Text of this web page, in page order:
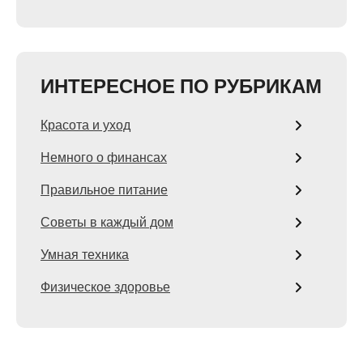
ИНТЕРЕСНОЕ ПО РУБРИКАМ
Красота и уход
Немного о финансах
Правильное питание
Советы в каждый дом
Умная техника
Физическое здоровье